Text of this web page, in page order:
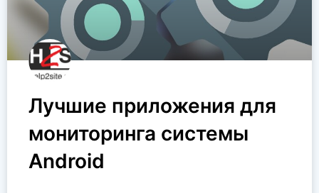
Лучшие приложения для
мониторинга системы
Android